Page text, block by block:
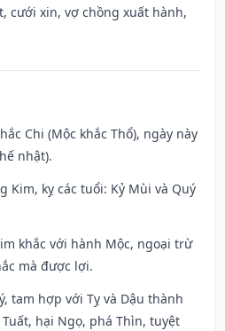
cưới xin, vợ chồng xuất hành,
Chi (Mộc khắc Thổ), ngày này
nhật).
Kim, kỵ các tuổi: Kỷ Mùi và Quý
khắc với hành Mộc, ngoại trừ
mà được lợi.
tam hợp với Tỵ và Dậu thành
hại Ngọ, phá Thìn, tuyệt